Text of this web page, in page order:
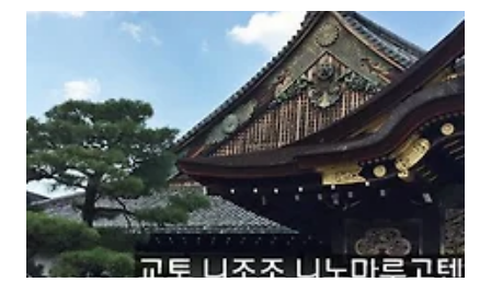
신경쓰는 것들이죠. 이런 유물들을 한 자리에 모아 전시하는 곳입니다. 심지어
문짝을 뜯어 통째로 보관하고 있습니다. 그걸 이 전시회에서 볼 수 있는 것이죠.
입구 근처에 있는 곳이라 니조성 들어가자마자 고개를 오른쪽으로 돌리면 바로
보입니다. 니조성 입구 오른쪽에 되게 큰 휴게소가 있는데 거기 바로 옆이라 눈
에도 잘 띱니다. 워낙에 공개..